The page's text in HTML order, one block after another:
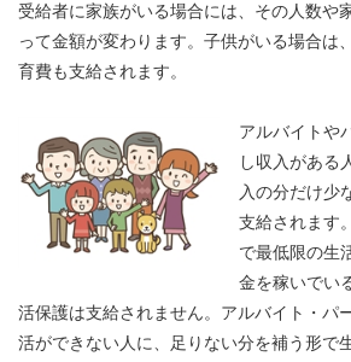
受給者に家族がいる場合には、その人数や
って金額が変わります。子供がいる場合は
育費も支給されます。
アルバイトや
し収入がある
入の分だけ少
支給されます
で最低限の生
金を稼いでい
活保護は支給されません。アルバイト・パ
活ができない人に、足りない分を補う形で